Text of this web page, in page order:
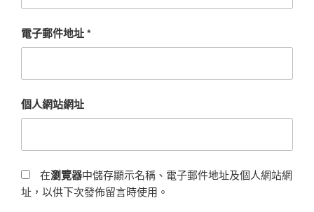
電子郵件地址*
個人網站網址
在瀏覽器中儲存顯示名稱、電子郵件地址及個人網站網
址，以供下次發佈留言時使用。